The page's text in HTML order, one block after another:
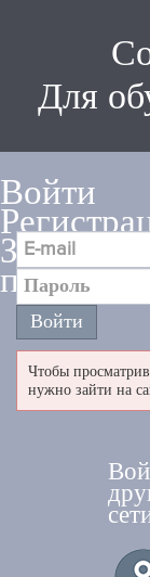
Для
Войти
Забыли
пароль
Чтобы
нужно зайти на